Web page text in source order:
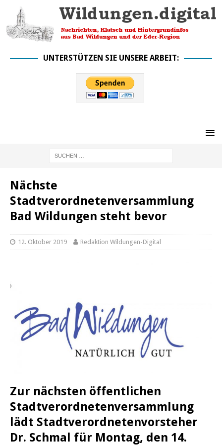
UNTERSTÜTZEN SIE UNSERE ARBEIT:
Nächste
Stadtverordnetenversammlung
Bad Wildungen steht bevor
12. Oktober 2019 Redaktion Wildungen-Digital
Zur nächsten öffentlichen
Stadtverordnetenversammlung
lädt Stadtverordnetenvorsteher
Dr. Schmal für Montag, den 14.